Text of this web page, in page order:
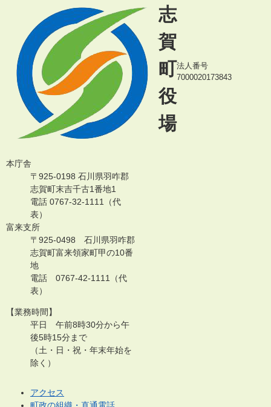
志
賀
町
役
場
法人番号
7000020173843
本庁舎
〒925-0198 石川県羽咋郡
志賀町末吉千古1番地1
電話 0767-32-1111（代
表）
富来支所
〒925-0498 石川県羽咋郡
志賀町富来領家町甲の10番
地
電話 0767-42-1111（代
表）
【業務時間】
平日 午前8時30分から午
後5時15分まで
（土・日・祝・年末年始を
除く）
アクセス